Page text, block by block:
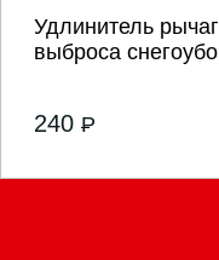
Удлинитель
выброса
240 P